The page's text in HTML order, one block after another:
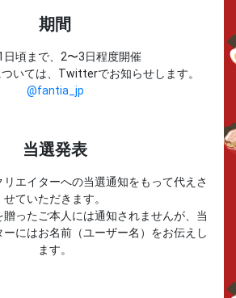
期間
日頃まで、2〜3日程度開催
いては、Twitterでお知らせします。
@fantia_jp
当選発表
エイターへの当選通知をもって代えさ
せていただきます。
ったご本人には通知されませんが、当
にはお名前（ユーザー名）をお伝えし
ます。